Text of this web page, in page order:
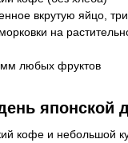
вкрутую яйцо,
на
любых фруктов
японской
кофе и небольшой